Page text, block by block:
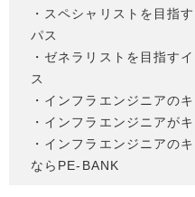
・スペシャリストを目指
パス
・ゼネラリストを目指す
ス
・インフラエンジニアの
・インフラエンジニアが
・インフラエンジニアの
ならPE-BANK